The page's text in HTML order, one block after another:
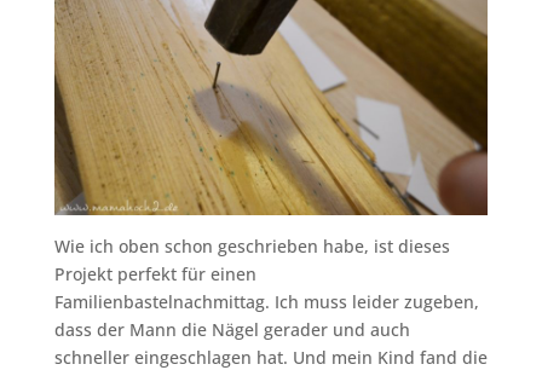
Wie ich oben schon geschrieben habe, ist dieses
Projekt perfekt für einen
Familienbastelnachmittag. Ich muss leider zugeben,
dass der Mann die Nägel gerader und auch
schneller eingeschlagen hat. Und mein Kind fand die